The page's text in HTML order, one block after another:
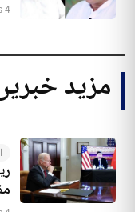
4 years پہلے
مزید